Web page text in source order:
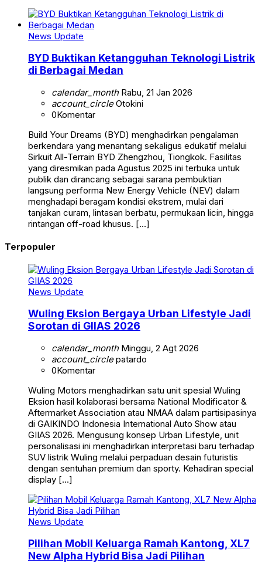
News Update
BYD Buktikan Ketangguhan Teknologi Listrik
di Berbagai Medan
calendar_monthRabu, 21 Jan 2026
account_circleOtokini
0Komentar
Build Your Dreams (BYD) menghadirkan pengalaman
berkendara yang menantang sekaligus edukatif melalui
Sirkuit All-Terrain BYD Zhengzhou, Tiongkok. Fasilitas
yang diresmikan pada Agustus 2025 ini terbuka untuk
publik dan dirancang sebagai sarana pembuktian
langsung performa New Energy Vehicle (NEV) dalam
menghadapi beragam kondisi ekstrem, mulai dari
tanjakan curam, lintasan berbatu, permukaan licin, hingga
rintangan off-road khusus. […]
Terpopuler
News Update
Wuling Eksion Bergaya Urban Lifestyle Jadi
Sorotan di GIIAS 2026
calendar_monthMinggu, 2 Agt 2026
account_circlepatardo
0Komentar
Wuling Motors menghadirkan satu unit spesial Wuling
Eksion hasil kolaborasi bersama National Modificator &
Aftermarket Association atau NMAA dalam partisipasinya
di GAIKINDO Indonesia International Auto Show atau
GIIAS 2026. Mengusung konsep Urban Lifestyle, unit
personalisasi ini menghadirkan interpretasi baru terhadap
SUV listrik Wuling melalui perpaduan desain futuristis
dengan sentuhan premium dan sporty. Kehadiran special
display […]
News Update
Pilihan Mobil Keluarga Ramah Kantong, XL7
New Alpha Hybrid Bisa Jadi Pilihan